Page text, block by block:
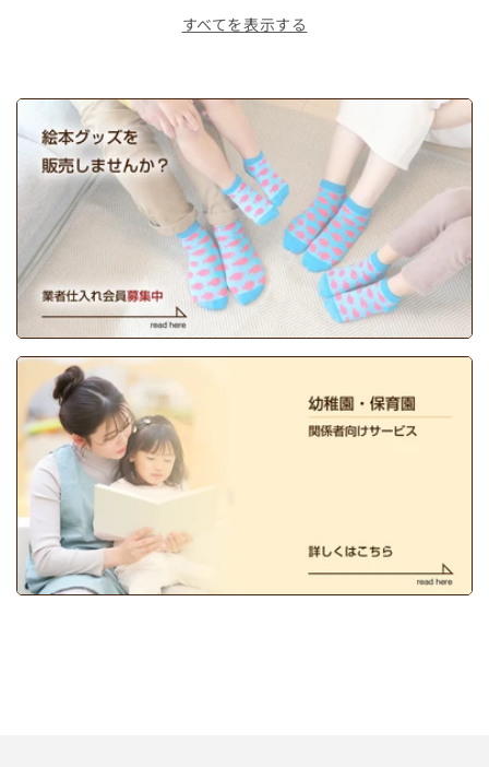
すべてを表示する